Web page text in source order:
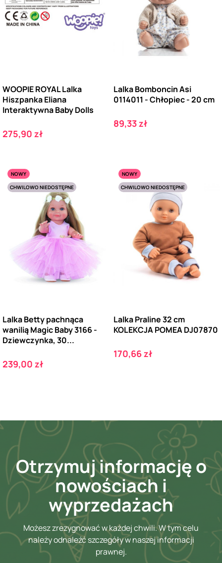
WOOPIE ROYAL Lalka
Hiszpanka Eliana
Interaktywna Baby Dolls
Cena
275,90 zł
Lalka Bomboncin Asi
0114011 - Chłopiec - 20 cm
Cena
89,33 zł
NOWY
CHWILOWO NIEDOSTĘPNE
Lalka Betty pachnąca
wanilią Magic Baby 3166 -
Dziewczynka, 30...
Cena
239,00 zł
NOWY
CHWILOWO NIEDOSTĘPNE
Lalka Praline 32 cm
KOLEKCJA POMEA DJ07870
Cena
170,66 zł
Otrzymuj informację o
nowościach i
wyprzedażach
Możesz zrezygnować w każdej chwili. W tym celu
należy odnaleźć szczegóły w naszej informacji
prawnej.